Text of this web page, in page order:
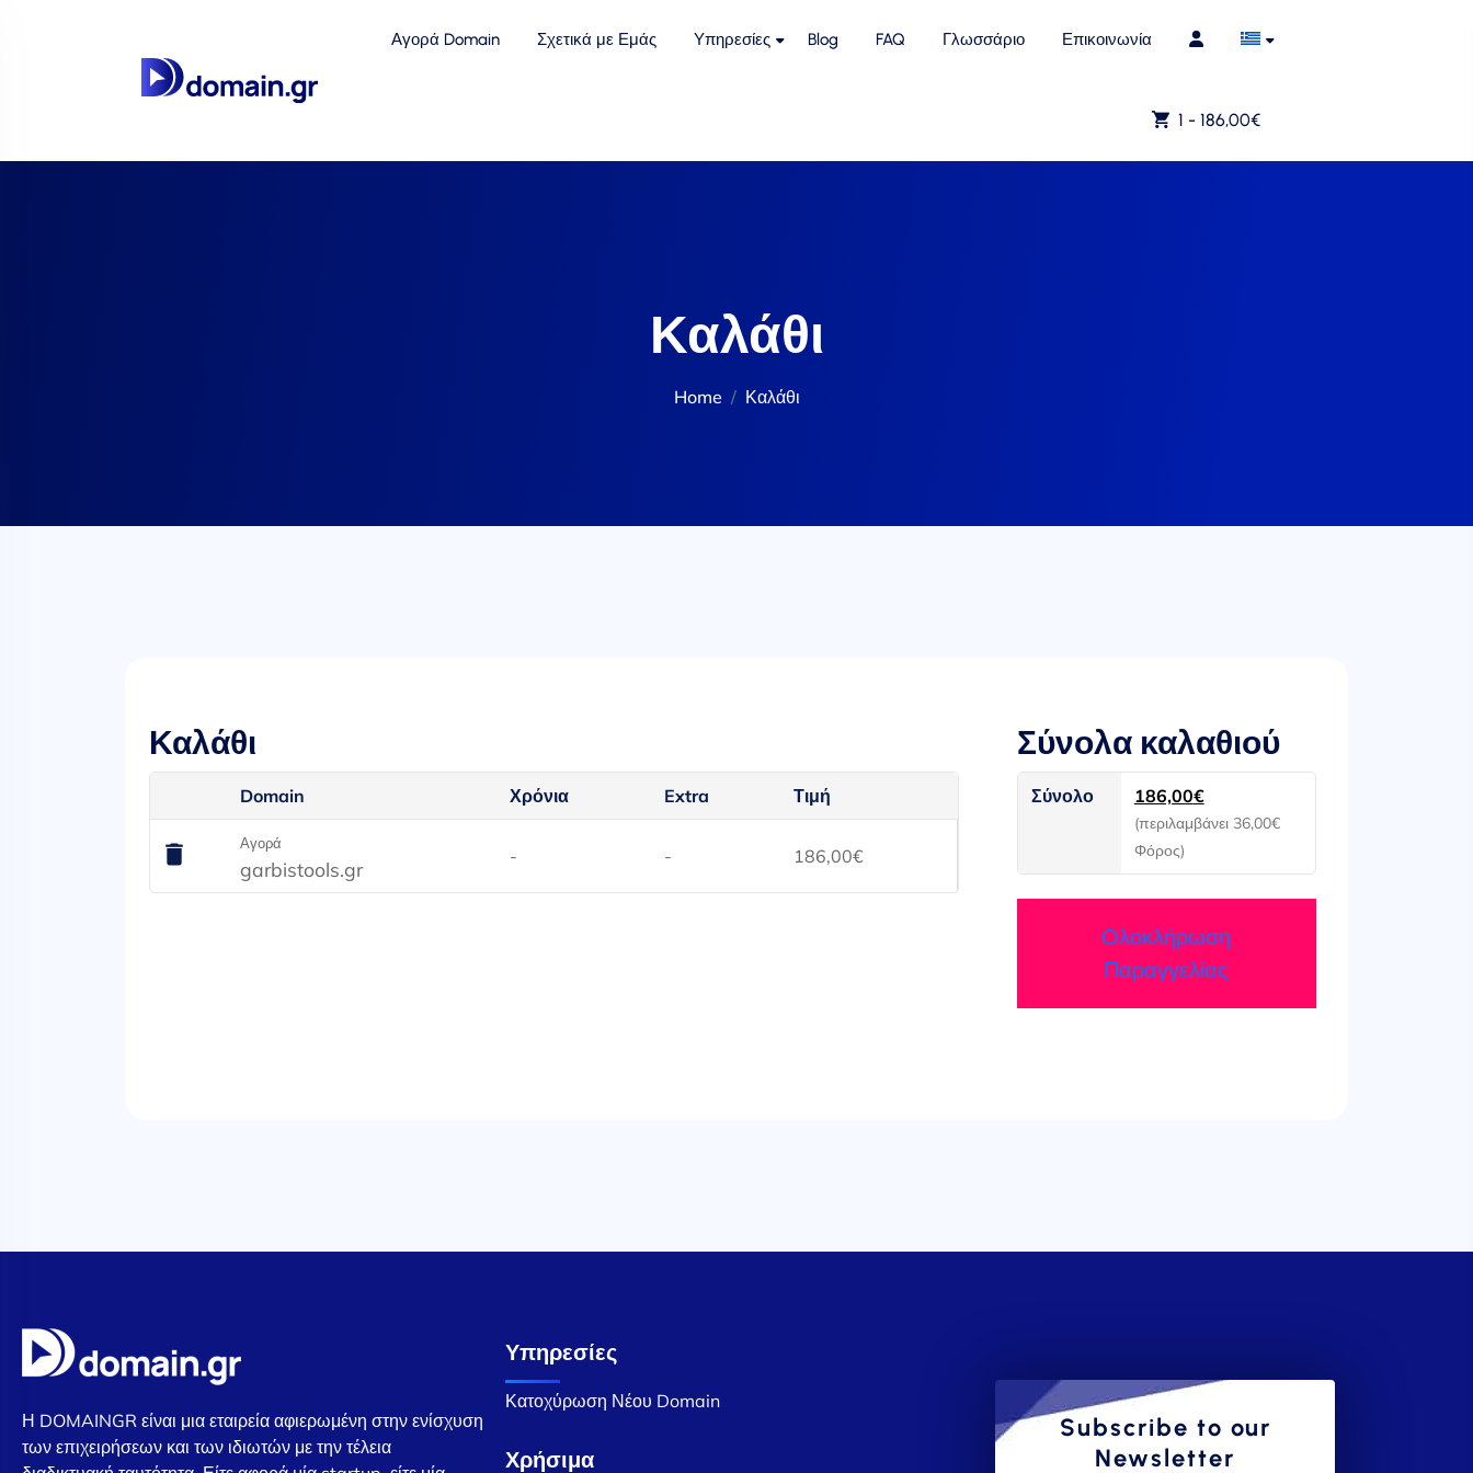
Αγορά Domain Σχετικά με Εμάς Υπηρεσίες Blog FAQ Γλωσσάριο Επικοινωνία
1 - 186,00€
Καλάθι
Home Καλάθι
Καλάθι
Domain Χρόνια Extra Τιμή
Αγορά
garbistools.gr
- - 186,00€
Σύνολα καλαθιού
Σύνολο 186,00€
(περιλαμβάνει 36,00€
Φόρος)
Ολοκλήρωση
Παραγγελίας
Η DOMAINGR είναι μια εταιρεία αφιερωμένη στην ενίσχυση
των επιχειρήσεων και των ιδιωτών με την τέλεια
Υπηρεσίες
Κατοχύρωση Νέου Domain
Χρήσιμα
Subscribe to our
Newsletter